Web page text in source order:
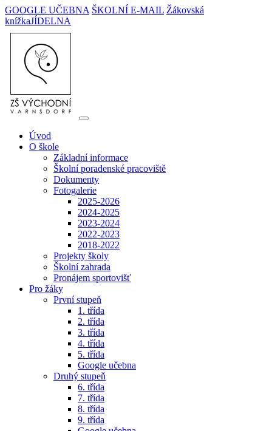
GOOGLE UČEBNA ŠKOLNÍ E-MAIL Žákovská
knížkaJÍDELNA
Úvod
O škole
Základní informace
Školní poradenské pracoviště
Dokumenty
Fotogalerie
2025-2026
2024-2025
2023-2024
2022-2023
2018-2022
Projekty školy
Školní zahrada
Pronájem sportovišť
Pro žáky
První stupeň
1. třída
2. třída
3. třída
4. třída
5. třída
Google učebna
Druhý stupeň
6. třída
7. třída
8. třída
9. třída